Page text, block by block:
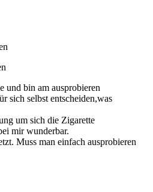
und bin am ausprobieren
sich selbst entscheiden,was
um sich die Zigarette
mir wunderbar.
Muss man einfach ausprobieren